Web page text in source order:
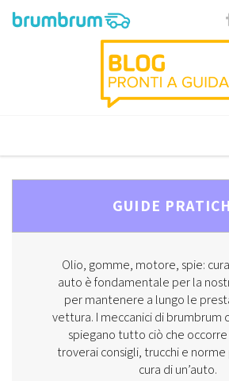
GUIDE
Olio, gomme, motore, spie:
auto è fondamentale per la
per mantenere a lungo le
vettura. I meccanici di brumbrum
spiegano tutto ciò che
troverai consigli, trucchi e
cura di un’auto.